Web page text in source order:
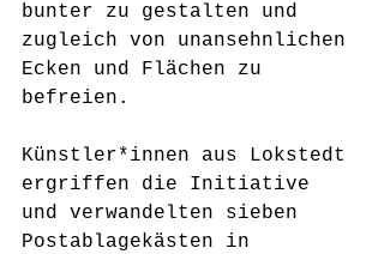
bunter zu gestalten und
zugleich von unansehnlichen
Ecken und Flächen zu
befreien.
Künstler*innen aus Lokstedt
ergriffen die Initiative
und verwandelten sieben
Postablagekästen in